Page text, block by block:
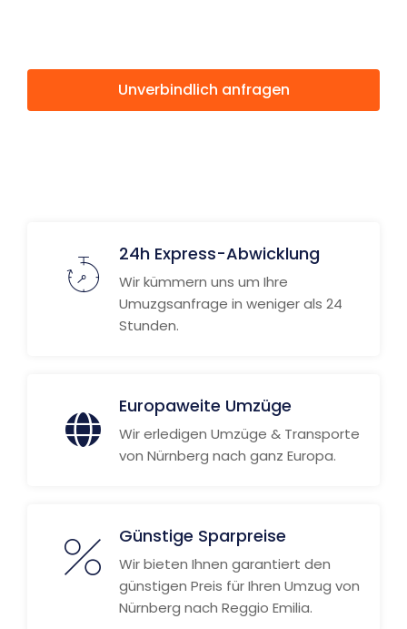
Unverbindlich anfragen
24h Express-Abwicklung
Wir kümmern uns um Ihre
Umuzgsanfrage in weniger als 24
Stunden.
Europaweite Umzüge
Wir erledigen Umzüge & Transporte
von Nürnberg nach ganz Europa.
Günstige Sparpreise
Wir bieten Ihnen garantiert den
günstigen Preis für Ihren Umzug von
Nürnberg nach Reggio Emilia.